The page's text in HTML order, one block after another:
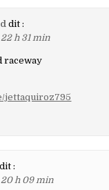
dit :
22 h 31 min
raceway
jettaquiroz795
dit :
20 h 09 min